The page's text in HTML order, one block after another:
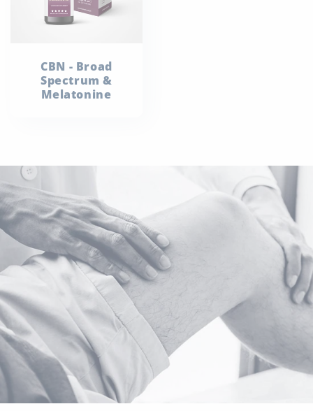
CBN - Broad
Spectrum &
Melatonine